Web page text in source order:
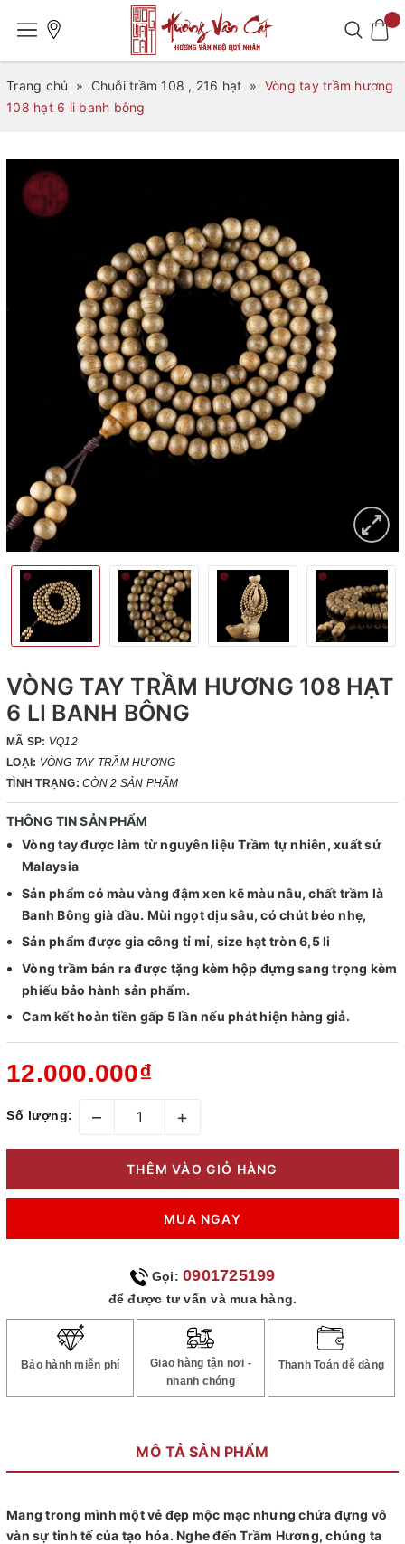
Trang chủ » Chuỗi trầm 108 , 216 hạt » Vòng tay trầm hương
108 hạt 6 li banh bông
VÒNG TAY TRẦM HƯƠNG 108 HẠT
6 LI BANH BÔNG
MÃ SP: VQ12
LOẠI: VÒNG TAY TRẦM HƯƠNG
TÌNH TRẠNG: CÒN 2 SẢN PHẨM
THÔNG TIN SẢN PHẨM
Vòng tay được làm từ nguyên liệu Trầm tự nhiên, xuất sứ
Malaysia
Sản phẩm có màu vàng đậm xen kẽ màu nâu, chất trầm là
Banh Bông già dầu. Mùi ngọt dịu sâu, có chút béo nhẹ,
Sản phẩm được gia công tỉ mỉ, size hạt tròn 6,5 li
Vòng trầm bán ra được tặng kèm hộp đựng sang trọng kèm
phiếu bảo hành sản phẩm.
Cam kết hoàn tiền gấp 5 lần nếu phát hiện hàng giả.
12.000.000₫
Số lượng: – +
THÊM VÀO GIỎ HÀNG
MUA NGAY
Gọi: 0901725199
để được tư vấn và mua hàng.
Bảo hành miễn phí
Giao hàng tận nơi -
nhanh chóng
Thanh Toán dễ dàng
MÔ TẢ SẢN PHẨM
Mang trong mình một vẻ đẹp mộc mạc nhưng chứa đựng vô
vàn sự tinh tế của tạo hóa. Nghe đến Trầm Hương, chúng ta